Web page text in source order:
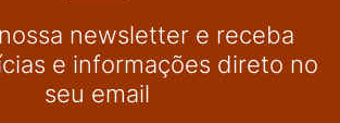
newsletter e receba
e informações direto no
seu email